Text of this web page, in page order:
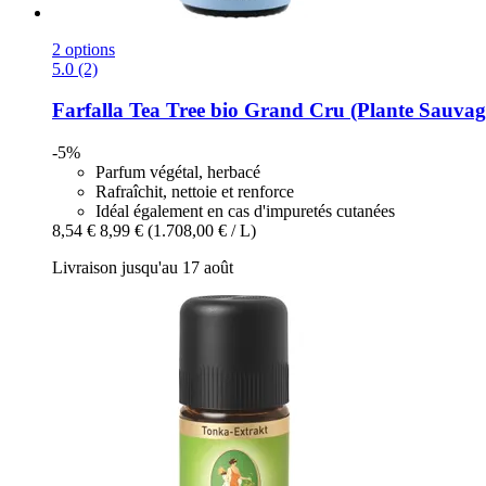
2 options
5.0 (2)
Farfalla Tea Tree bio Grand Cru (Plante
-5%
Parfum végétal, herbacé
Rafraîchit, nettoie et renforce
Idéal également en cas d'impuretés cutanées
8,54 € 8,99 € (1.708,00 € / L)
Livraison jusqu'au 17 août